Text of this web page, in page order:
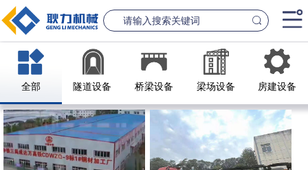
桥梁设备 隧道设
首页
案例中心
全部 隧道设备 桥梁设备 梁场设备 房建设备